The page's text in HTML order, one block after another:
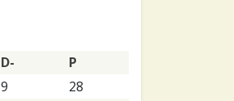
D-
P
9
28